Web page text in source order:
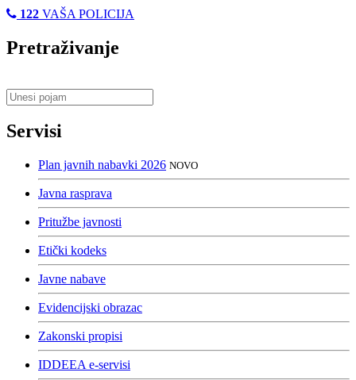
122 VAŠA POLICIJA
Pretraživanje
Servisi
Plan javnih nabavki 2026 NOVO
Javna rasprava
Pritužbe javnosti
Etički kodeks
Javne nabave
Evidencijski obrazac
Zakonski propisi
IDDEEA e-servisi